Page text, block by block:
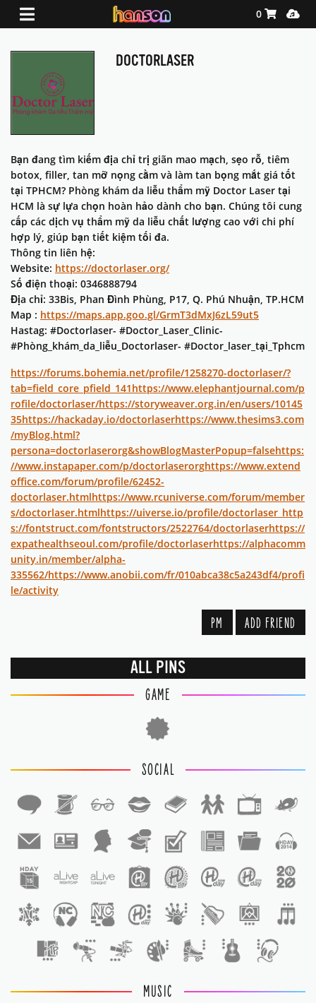
Shopping
0
DOCTORLASER
Bạn đang tìm kiếm địa chỉ trị giãn mao mạch, sẹo rỗ, tiêm
botox, filler, tan mỡ nọng cằm và làm tan bọng mắt giá tốt
tại TPHCM? Phòng khám da liễu thẩm mỹ Doctor Laser tại
HCM là sự lựa chọn hoàn hảo dành cho bạn. Chúng tôi cung
cấp các dịch vụ thẩm mỹ da liễu chất lượng cao với chi phí
hợp lý, giúp bạn tiết kiệm tối đa.
Thông tin liên hệ:
Website: https://doctorlaser.org/
Số điện thoại: 0346888794
Địa chỉ: 33Bis, Phan Đình Phùng, P17, Q. Phú Nhuận, TP.HCM
Map : https://maps.app.goo.gl/GrmT3dMxJ6zL59ut5
Hastag: #Doctorlaser- #Doctor_Laser_Clinic-
#Phòng_khám_da_liễu_Doctorlaser- #Doctor_laser_tại_Tphcm
https://forums.bohemia.net/profile/1258270-doctorlaser/?
tab=field_core_pfield_141https://www.elephantjournal.com/p
rofile/doctorlaser/https://storyweaver.org.in/en/users/10145
35https://hackaday.io/doctorlaserhttps://www.thesims3.com
/myBlog.html?
persona=doctorlaserorg&showBlogMasterPopup=falsehttps:
//www.instapaper.com/p/doctorlaserorghttps://www.extend
office.com/forum/profile/62452-
doctorlaser.htmlhttps://www.rcuniverse.com/forum/member
s/doctorlaser.htmlhttps://uiverse.io/profile/doctorlaser_ http
s://fontstruct.com/fontstructors/2522764/doctorlaserhttps://
expathealthseoul.com/profile/doctorlaserhttps://alphacomm
unity.in/member/alpha-
335562/https://www.anobii.com/fr/010abca38c5a243df4/profi
le/activity
PM ADD FRIEND
ALL PINS
GAME
SOCIAL
MUSIC